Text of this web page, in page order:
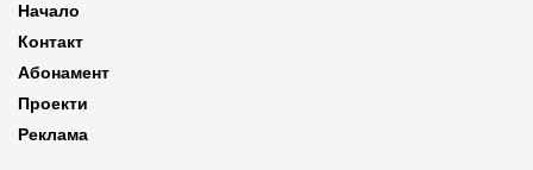
Начало
Контакт
Абонамент
Проекти
Реклама